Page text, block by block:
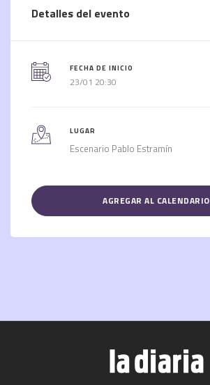
Detalles del evento
FECHA DE INICIO
23/01 20:30
LUGAR
Escenario Pablo Estramín
AGREGAR AL CALENDARIO